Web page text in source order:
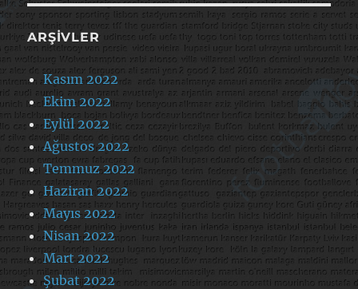
ARŞIVLER
Kasım 2022
Ekim 2022
Eylül 2022
Ağustos 2022
Temmuz 2022
Haziran 2022
Mayıs 2022
Nisan 2022
Mart 2022
Şubat 2022